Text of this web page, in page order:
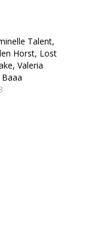
Talent,
Horst, Lost
Valeria